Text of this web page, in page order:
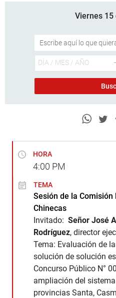
Viernes 15
HORA
4:00 PM
TEMA
Sesión de la
Chinecas
Invitado: Señor José
Rodríguez, director
Tema: Evaluación de
solución de solución
Concurso Público N°
ampliación del
provincias Santa,